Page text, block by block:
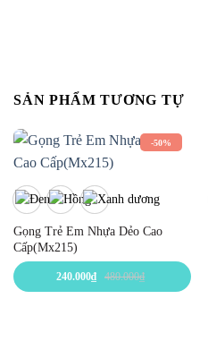
SẢN PHẨM TƯƠNG TỰ
-50%
Gọng Trẻ Em Nhựa Dẻo Cao
Cấp(Mx215)
240.000₫ 480.000₫